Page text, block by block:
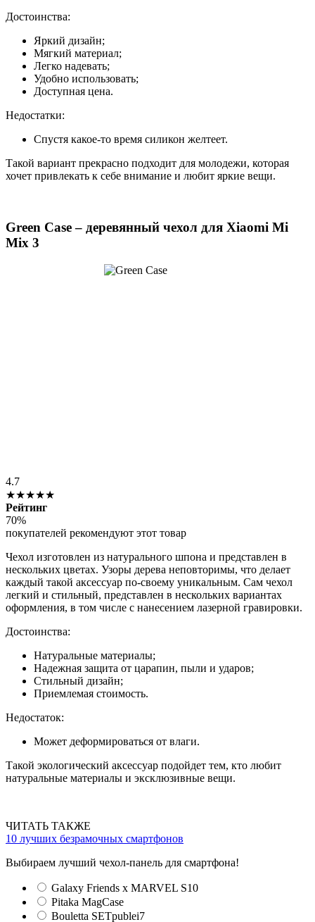
Достоинства:
Яркий дизайн;
Мягкий материал;
Легко надевать;
Удобно использовать;
Доступная цена.
Недостатки:
Спустя какое-то время силикон желтеет.
Такой вариант прекрасно подходит для молодежи, которая
хочет привлекать к себе внимание и любит яркие вещи.
Green Case – деревянный чехол для Xiaomi Mi
Mix 3
4.7
★★★★★
Рейтинг
70%
покупателей рекомендуют этот товар
Чехол изготовлен из натурального шпона и представлен в
нескольких цветах. Узоры дерева неповторимы, что делает
каждый такой аксессуар по-своему уникальным. Сам чехол
легкий и стильный, представлен в нескольких вариантах
оформления, в том числе с нанесением лазерной гравировки.
Достоинства:
Натуральные материалы;
Надежная защита от царапин, пыли и ударов;
Стильный дизайн;
Приемлемая стоимость.
Недостаток:
Может деформироваться от влаги.
Такой экологический аксессуар подойдет тем, кто любит
натуральные материалы и эксклюзивные вещи.
ЧИТАТЬ ТАКЖЕ
10 лучших безрамочных смартфонов
Выбираем лучший чехол-панель для смартфона!
Galaxy Friends x MARVEL S10
Pitaka MagCase
Bouletta SETpublei7